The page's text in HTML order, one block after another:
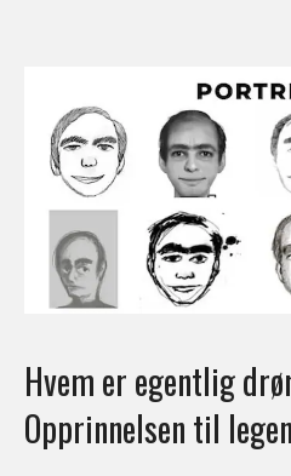
Hvem er egentlig
Opprinnelsen til